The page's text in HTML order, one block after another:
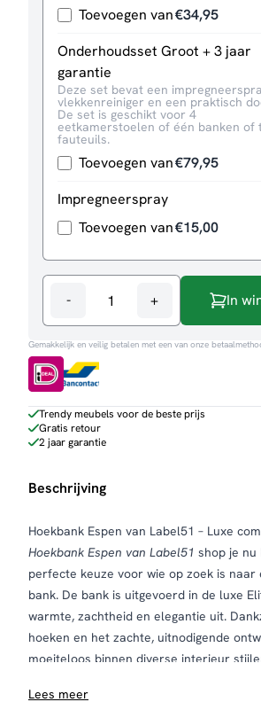
Toevoegen van€34,95
Onderhoudsset Groot + 3 jaar
garantie
Deze set bevat een
vlekkenreiniger en een praktisch
De set is geschikt voor 4
eetkamerstoelen of één banken of
fauteuils.
Toevoegen van€79,95
Impregneerspray
Toevoegen van€15,00
-
Hoekbank
Espen
aantal
+ In
Gemakkelijk en veilig betalen met een van onze
Trendy meubels voor de beste prijs
Gratis retour
2 jaar garantie
Beschrijving
Hoekbank Espen van Label51 – Luxe
Hoekbank Espen van Label51 shop je nu
perfecte keuze voor wie op zoek is
bank. De bank is uitgevoerd in de luxe
warmte, zachtheid en elegantie uit.
hoeken en het zachte, uitnodigende
moeiteloos binnen diverse interieur
Lees meer